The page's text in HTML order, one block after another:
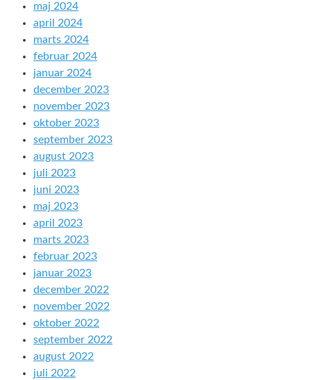
maj 2024
april 2024
marts 2024
februar 2024
januar 2024
december 2023
november 2023
oktober 2023
september 2023
august 2023
juli 2023
juni 2023
maj 2023
april 2023
marts 2023
februar 2023
januar 2023
december 2022
november 2022
oktober 2022
september 2022
august 2022
juli 2022